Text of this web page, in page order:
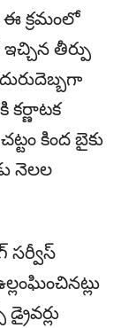
క్రమంలో
తీర్పు
కర్ణాటక
కింద బైకు
నెలల
సర్వీస్